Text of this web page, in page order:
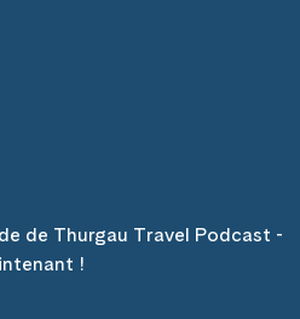
de Thurgau Travel Podcast -
!